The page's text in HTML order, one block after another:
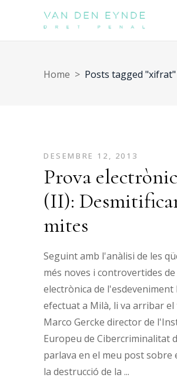
Home > Posts tagged "xifrat"
DESEMBRE 12, 2013
Prova
(II):
mites
Seguint amb l'anàlisi de les
més noves i controvertides
electrònica de l'esdeveniment
efectuat a Milà, li va arribar
Marco Gercke director de
Europeu de Cibercriminalitat
parlava en el meu post sobre
la destrucció de la